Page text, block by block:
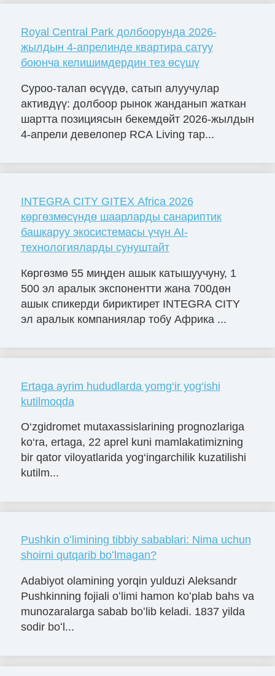
Royal Central Park долбоорунда 2026-
жылдын 4-апрелинде квартира сатуу
боюнча келишимдердин тез өсүшү
Суроо-талап өсүүдө, сатып алуучулар
активдүү: долбоор рынок жанданып жаткан
шартта позициясын бекемдөйт 2026-жылдын
4-апрели девелопер RCA Living тар...
INTEGRA CITY GITEX Africa 2026
көргөзмөсүндө шаарларды санариптик
башкаруу экосистемасы үчүн AI-
технологияларды сунуштайт
Көргөзмө 55 миңден ашык катышуучуну, 1
500 эл аралык экспонентти жана 700дөн
ашык спикерди бириктирет INTEGRA CITY
эл аралык компаниялар тобу Африка ...
Ertaga ayrim hududlarda yomg‘ir yog‘ishi
kutilmoqda
O‘zgidromet mutaxassislarining prognozlariga
ko‘ra, ertaga, 22 aprel kuni mamlakatimizning
bir qator viloyatlarida yog‘ingarchilik kuzatilishi
kutilm...
Pushkin oʻlimining tibbiy sabablari: Nima uchun
shoirni qutqarib boʻlmagan?
Adabiyot olamining yorqin yulduzi Aleksandr
Pushkinning fojiali oʻlimi hamon koʻplab bahs va
munozaralarga sabab boʻlib keladi. 1837 yilda
sodir boʻl...